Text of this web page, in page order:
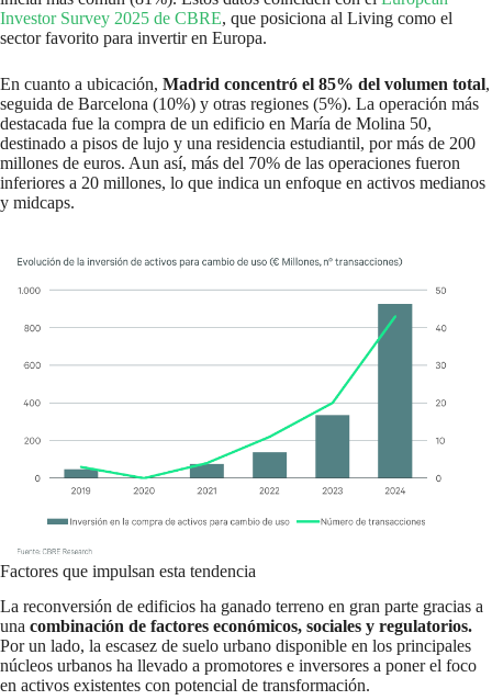
Investor Survey 2025 de CBRE, que posiciona al Living como el
sector favorito para invertir en Europa.
En cuanto a ubicación, Madrid concentró el 85% del volumen total,
seguida de Barcelona (10%) y otras regiones (5%). La operación más
destacada fue la compra de un edificio en María de Molina 50,
destinado a pisos de lujo y una residencia estudiantil, por más de 200
millones de euros. Aun así, más del 70% de las operaciones fueron
inferiores a 20 millones, lo que indica un enfoque en activos medianos
y midcaps.
Factores que impulsan esta tendencia
La reconversión de edificios ha ganado terreno en gran parte gracias a
una combinación de factores económicos, sociales y regulatorios.
Por un lado, la escasez de suelo urbano disponible en los principales
núcleos urbanos ha llevado a promotores e inversores a poner el foco
en activos existentes con potencial de transformación.